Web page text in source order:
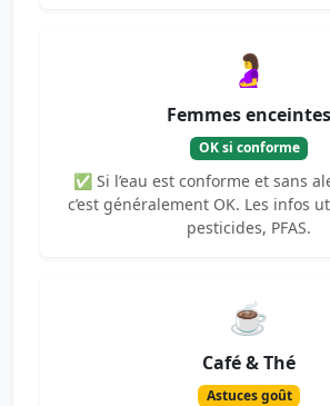
🤰
Femmes enceintes
OK si conforme
✅ Si l’eau est conforme et sans
c’est généralement OK. Les infos
pesticides, PFAS.
☕
Café & Thé
Astuces goût